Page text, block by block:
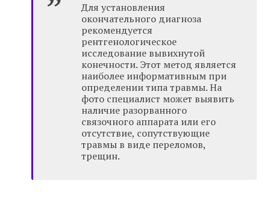
Для установления
окончательного диагноза
рекомендуется
рентгенологическое
исследование вывихнутой
конечности. Этот метод является
наиболее информативным при
определении типа травмы. На
фото специалист может выявить
наличие разорванного
связочного аппарата или его
отсутствие, сопутствующие
травмы в виде переломов,
трещин.